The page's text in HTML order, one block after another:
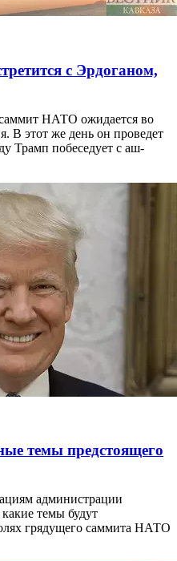
с Эрдоганом,
НАТО ожидается во
В этот же день он проведет
Трамп побеседует с аш-
темы предстоящего
администрации
темы будут
грядущего саммита НАТО